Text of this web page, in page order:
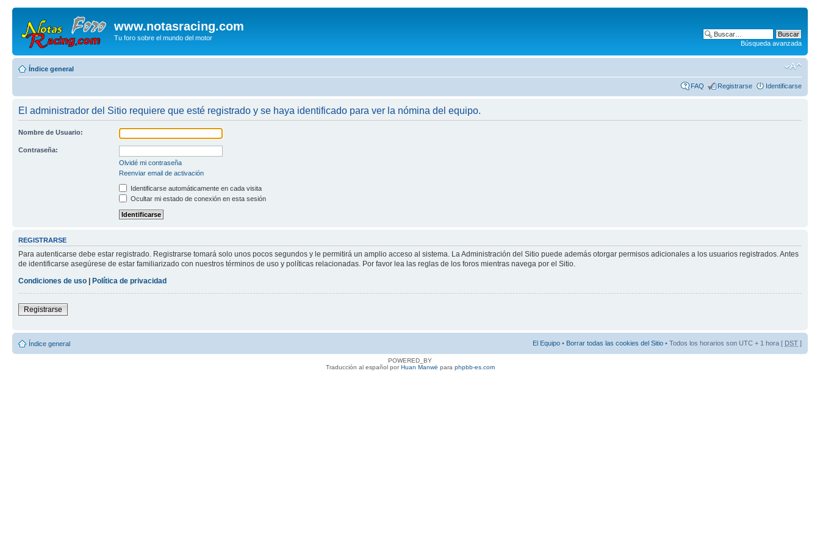
www.notasracing.com
Tu foro sobre el mundo del motor
Búsqueda avanzada
Índice general
FAQ Registrarse Identificarse
El administrador del Sitio requiere que esté registrado y se haya identificado para ver la nómina del equipo.
Nombre de Usuario:
Contraseña:
Olvidé mi contraseña
Reenviar email de activación
Identificarse automáticamente en cada visita
Ocultar mi estado de conexión en esta sesión
REGISTRARSE
Para autenticarse debe estar registrado. Registrarse tomará solo unos pocos segundos y le permitirá un amplio acceso al sistema. La Administración del Sitio puede además otorgar permisos adicionales a los usuarios registrados. Antes
de identificarse asegúrese de estar familiarizado con nuestros términos de uso y políticas relacionadas. Por favor lea las reglas de los foros mientras navega por el Sitio.
Condiciones de uso
Política de privacidad
Registrarse
Índice general El Equipo • Borrar todas las cookies del Sitio • Todos los horarios son UTC + 1 hora [ DST ]
POWERED_BY
Traducción al español porHuan Manwë para phpbb-es.com